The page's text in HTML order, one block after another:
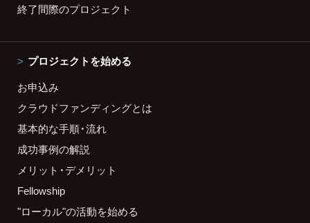
終了間際のプロジェクト
プロジェクトを始める
お申込み
クラウドファンディングとは
基本的な手順・流れ
成功事例の解説
メリット・デメリット
Fellowship
"ローカル"の活動を始める